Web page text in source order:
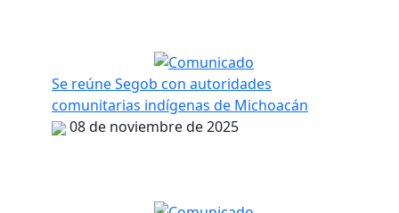
Se reúne Segob con autoridades
comunitarias indígenas de Michoacán
08 de noviembre de 2025